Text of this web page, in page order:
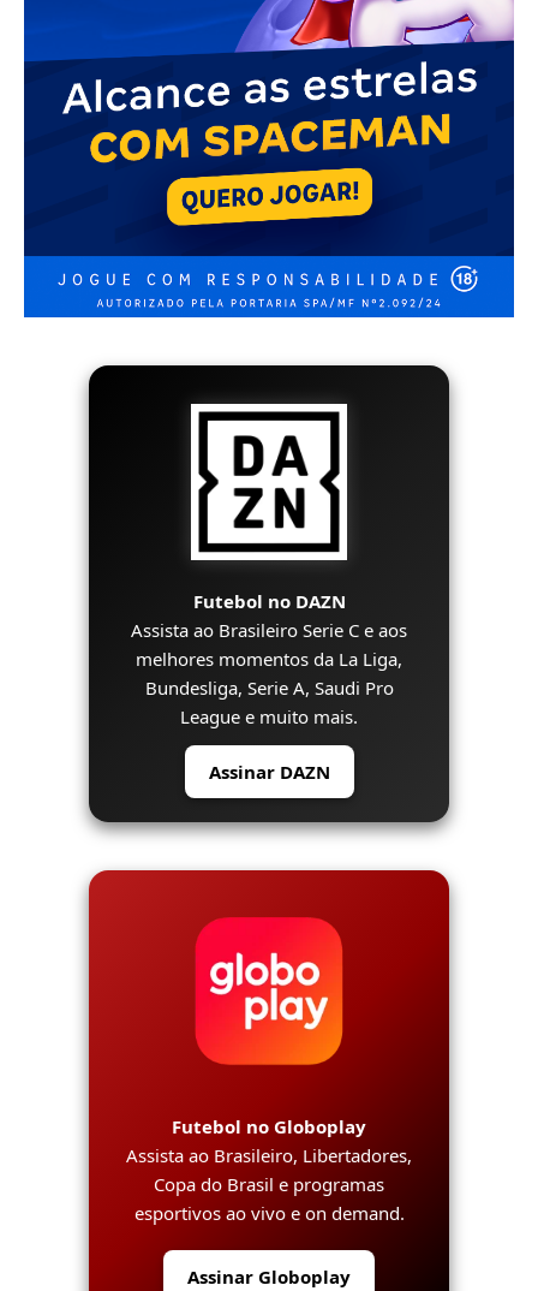
Futebol no DAZN
Assista ao Brasileiro Serie C e aos
melhores momentos da La Liga,
Bundesliga, Serie A, Saudi Pro
League e muito mais.
Assinar DAZN
Futebol no Globoplay
Assista ao Brasileiro, Libertadores,
Copa do Brasil e programas
esportivos ao vivo e on demand.
Assinar Globoplay